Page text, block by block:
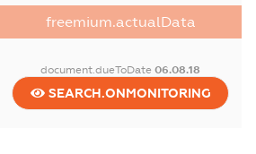
freemium.actualData
document.dueToDate06.08.18
SEARCH.ONMONITORING